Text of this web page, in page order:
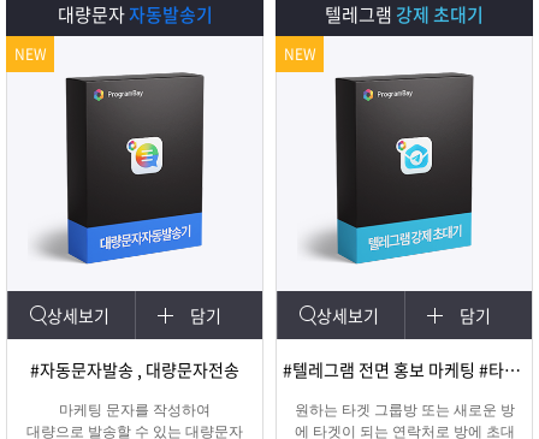
대량문자자동발송기
상세보기 담기
#자동문자발송 , 대량문자전송
마케팅 문자를 작성하여
대량으로 발송할 수 있는 대량문자
NEW
텔레그램 강제 초대기
상세보기 담기
#텔레그램 전면 홍보 마케팅 #타겟팅 회원 유입
원하는 타겟 그룹방 또는 새로운 방
에 타겟이 되는 연락처로 방에 초대
NEW